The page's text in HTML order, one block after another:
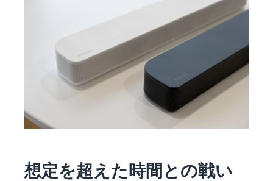
想定を超えた時間との戦い